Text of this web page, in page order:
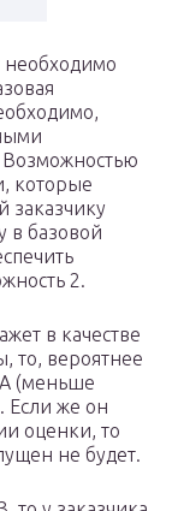
необходимо
которые
заказчику
в базовой
2.
в качестве
то, вероятнее
А (меньше
Если же он
оценки, то
не будет.